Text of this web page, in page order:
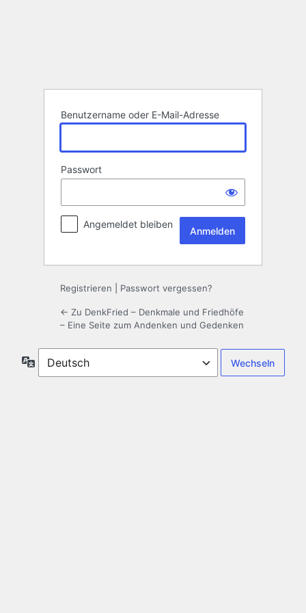
Benutzername oder E-Mail-Adresse
Passwort
Angemeldet bleiben
Registrieren Passwort vergessen?
← Zu DenkFried – Denkmale und Friedhöfe
– Eine Seite zum Andenken und Gedenken
Sprache